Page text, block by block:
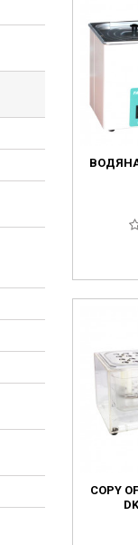
Инкубаторы для
ЛОР-Комбайны
Насосы
Рентгеновские
Тракционные
Экстракторы
COPY